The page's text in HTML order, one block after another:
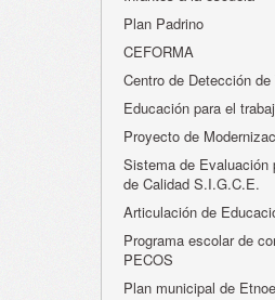
Plan Padrino
CEFORMA
Centro de Detección de
Educación para el
Proyecto de
Sistema de Evaluación
de Calidad S.I.G.C.E.
Articulación de
Programa escolar de
PECOS
Plan municipal de